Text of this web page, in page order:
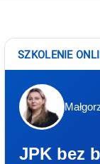
SZKOLENIE
JPK bez